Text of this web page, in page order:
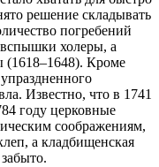
решение складывать
погребений
холеры, а
(1618–1648). Кроме
Известно, что в 1741
году церковные
соображениям,
а кладбищенская